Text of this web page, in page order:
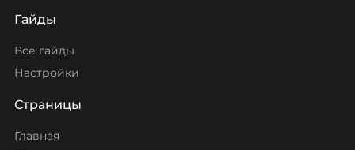
Гайды
Все гайды
Настройки
Страницы
Главная